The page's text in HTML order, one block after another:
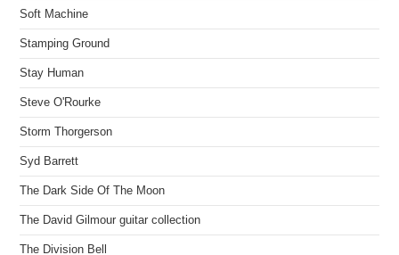
Soft Machine
Stamping Ground
Stay Human
Steve O'Rourke
Storm Thorgerson
Syd Barrett
The Dark Side Of The Moon
The David Gilmour guitar collection
The Division Bell